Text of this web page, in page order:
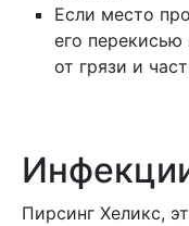
Если место
его
от грязи и
Пирсинг Хеликс,